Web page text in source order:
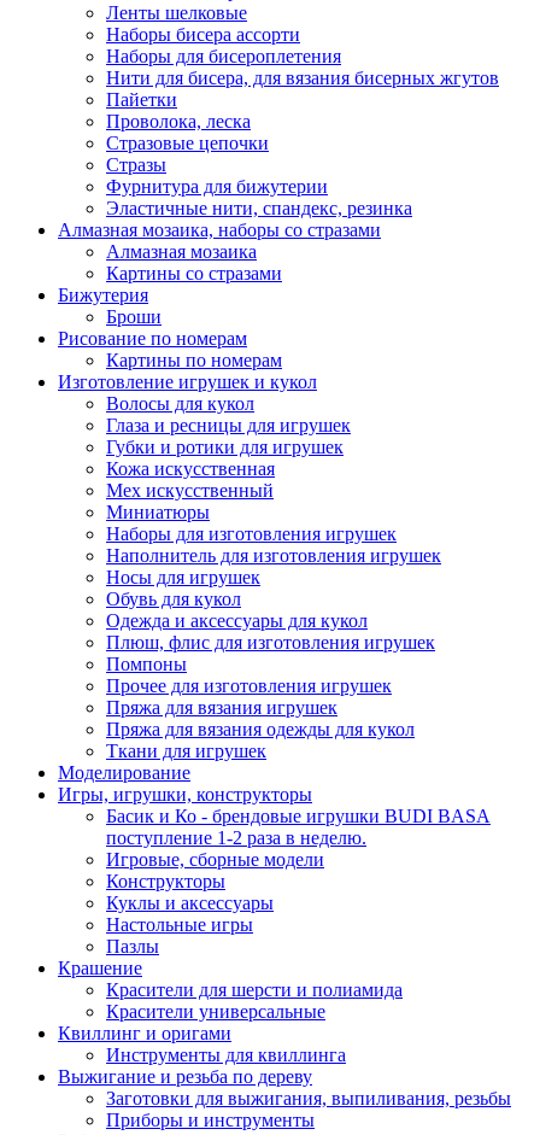
Ленты шелковые
Наборы бисера ассорти
Наборы для бисероплетения
Нити для бисера, для вязания бисерных жгутов
Пайетки
Проволока, леска
Стразовые цепочки
Стразы
Фурнитура для бижутерии
Эластичные нити, спандекс, резинка
Алмазная мозаика, наборы со стразами
Алмазная мозаика
Картины co стразами
Бижутерия
Броши
Рисование по номерам
Картины по номерам
Изготовление игрушек и кукол
Волосы для кукол
Глаза и ресницы для игрушек
Губки и ротики для игрушек
Кожа искусственная
Мех искусственный
Миниатюры
Наборы для изготовления игрушек
Наполнитель для изготовления игрушек
Носы для игрушек
Обувь для кукол
Одежда и аксессуары для кукол
Плюш, флис для изготовления игрушек
Помпоны
Прочее для изготовления игрушек
Пряжа для вязания игрушек
Пряжа для вязания одежды для кукол
Ткани для игрушек
Моделирование
Игры, игрушки, конструкторы
Басик и Ко - брендовые игрушки BUDI BASA
поступление 1-2 раза в неделю.
Игровые, сборные модели
Конструкторы
Куклы и аксессуары
Настольные игры
Пазлы
Крашение
Красители для шерсти и полиамида
Красители универсальные
Квиллинг и оригами
Инструменты для квиллинга
Выжигание и резьба по дереву
Заготовки для выжигания, выпиливания, резьбы
Приборы и инструменты